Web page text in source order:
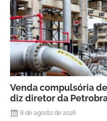
Venda compulsória
diz diretor da
8 de agosto de 2026